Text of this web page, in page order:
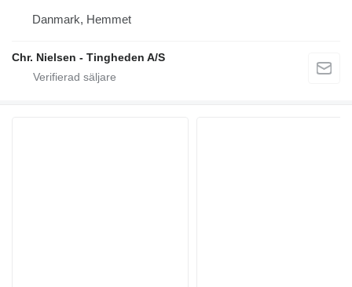
Danmark, Hemmet
Chr. Nielsen - Tingheden A/S